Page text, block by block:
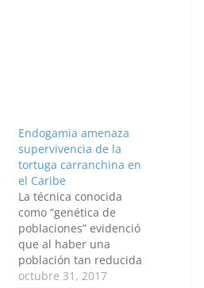
Endogamia amenaza
supervivencia de la
tortuga carranchina en
el Caribe
La técnica conocida
como “genética de
poblaciones” evidenció
que al haber una
población tan reducida
de tortuga
octubre 31, 2017